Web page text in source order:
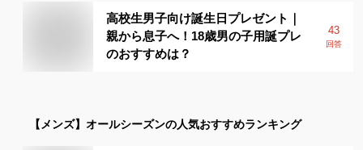
高校生男子向け誕生日プレゼント｜
親から息子へ！18歳男の子用誕プレ
のおすすめは？
43
回答
【メンズ】 オールシーズンの人気おすすめランキング